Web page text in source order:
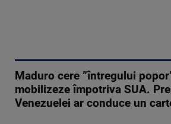
Maduro cere ”întregului
mobilizeze împotriva SUA.
Venezuelei ar conduce un